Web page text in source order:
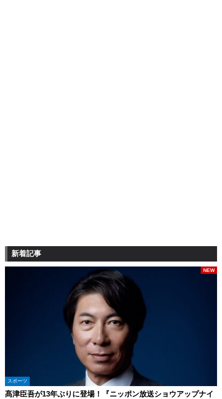
新着記事
スポーツ
髙津臣吾が13年ぶりに登場！『ニッポン放送ショウアップナイ
NEW